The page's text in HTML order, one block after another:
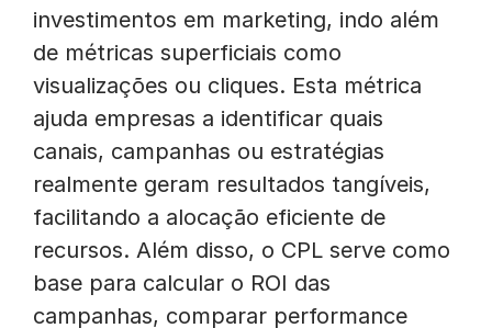
investimentos em marketing, indo além
de métricas superficiais como
visualizações ou cliques. Esta métrica
ajuda empresas a identificar quais
canais, campanhas ou estratégias
realmente geram resultados tangíveis,
facilitando a alocação eficiente de
recursos. Além disso, o CPL serve como
base para calcular o ROI das
campanhas, comparar performance